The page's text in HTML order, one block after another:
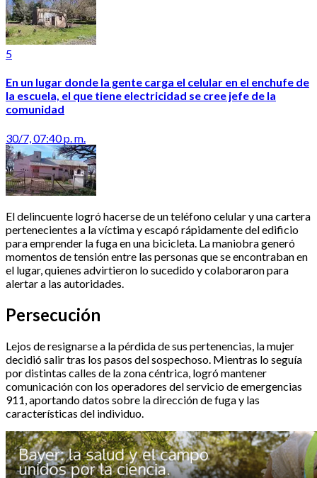
5
En un lugar donde la gente carga el celular en el enchufe de
la escuela, el que tiene electricidad se cree jefe de la
comunidad
30/7, 07:40 p. m.
El delincuente logró hacerse de un teléfono celular y una cartera
pertenecientes a la víctima y escapó rápidamente del edificio
para emprender la fuga en una bicicleta. La maniobra generó
momentos de tensión entre las personas que se encontraban en
el lugar, quienes advirtieron lo sucedido y colaboraron para
alertar a las autoridades.
Persecución
Lejos de resignarse a la pérdida de sus pertenencias, la mujer
decidió salir tras los pasos del sospechoso. Mientras lo seguía
por distintas calles de la zona céntrica, logró mantener
comunicación con los operadores del servicio de emergencias
911, aportando datos sobre la dirección de fuga y las
características del individuo.